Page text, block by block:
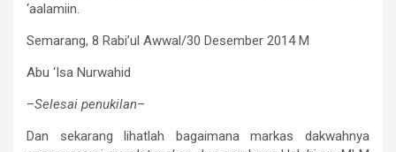
‘aalamiin.
Semarang, 8 Rabi’ul Awwal/30 Desember 2014 M
Abu ‘Isa Nurwahid
–Selesai penukilan–
Dan sekarang lihatlah bagaimana markas dakwahnya